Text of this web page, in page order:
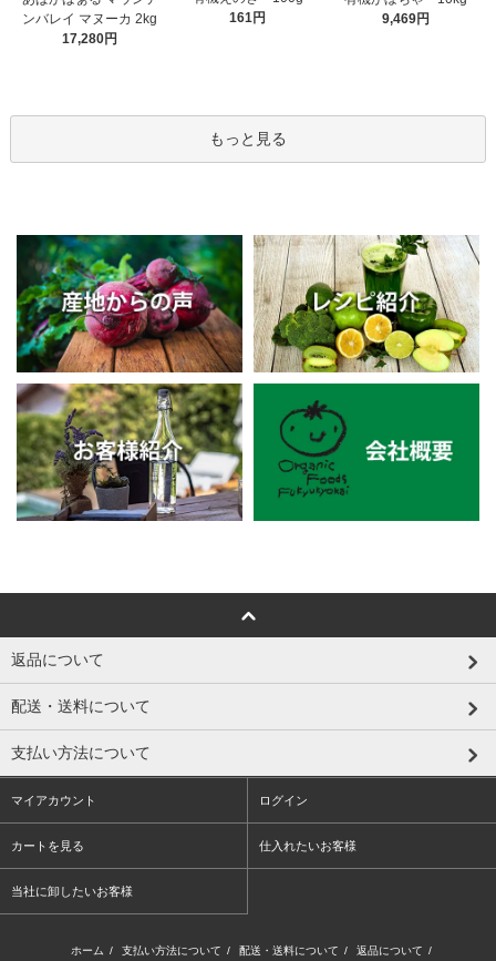
ンバレイ マヌーカ 2kg
17,280円
161円
9,469円
もっと見る
返品について
配送・送料について
支払い方法について
マイアカウント ログイン
カートを見る 仕入れたいお客様
当社に卸したいお客様
ホーム / 支払い方法について / 配送・送料について / 返品について /